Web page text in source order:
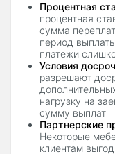
Процентная
процентная
сумма
период
платежи
Условия
разрешают
нагрузку на
сумму выплат
Партнерские
Некоторые
клиентам